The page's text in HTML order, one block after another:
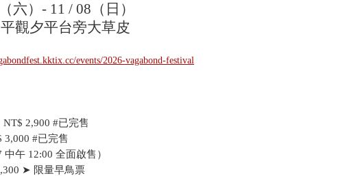
六）- 11 / 08（日）
觀夕平台旁大草皮
events/2026-vagabond-festival
2,900 #已完售
3,000 #已完售
中午 12:00 全面啟售）
➤ 限量早鳥票